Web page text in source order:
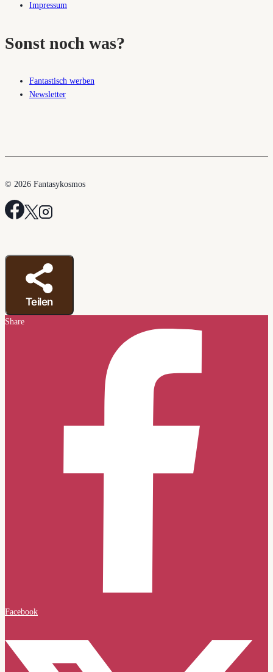
Impressum
Sonst noch was?
Fantastisch werben
Newsletter
© 2026 Fantasykosmos
Teilen
Share
Facebook